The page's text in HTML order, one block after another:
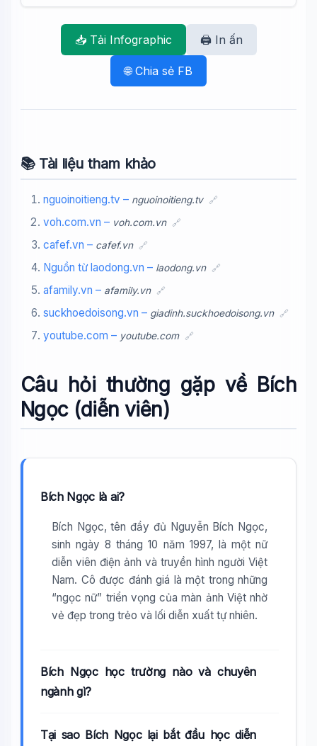
📥 Tải Infographic 🖨️ In ấn
🌐 Chia sẻ FB
📚 Tài liệu tham khảo
nguoinoitieng.tv – nguoinoitieng.tv 🔗
voh.com.vn – voh.com.vn 🔗
cafef.vn – cafef.vn 🔗
Nguồn từ laodong.vn – laodong.vn 🔗
afamily.vn – afamily.vn 🔗
suckhoedoisong.vn – giadinh.suckhoedoisong.vn 🔗
youtube.com – youtube.com 🔗
Câu hỏi thường gặp về Bích
Ngọc (diễn viên)
Bích Ngọc là ai?
Bích Ngọc, tên đầy đủ Nguyễn Bích Ngọc,
sinh ngày 8 tháng 10 năm 1997, là một nữ
diễn viên điện ảnh và truyền hình người Việt
Nam. Cô được đánh giá là một trong những
“ngọc nữ” triển vọng của màn ảnh Việt nhờ
vẻ đẹp trong trẻo và lối diễn xuất tự nhiên.
Bích Ngọc học trường nào và chuyên
ngành gì?
Tại sao Bích Ngọc lại bắt đầu học diễn